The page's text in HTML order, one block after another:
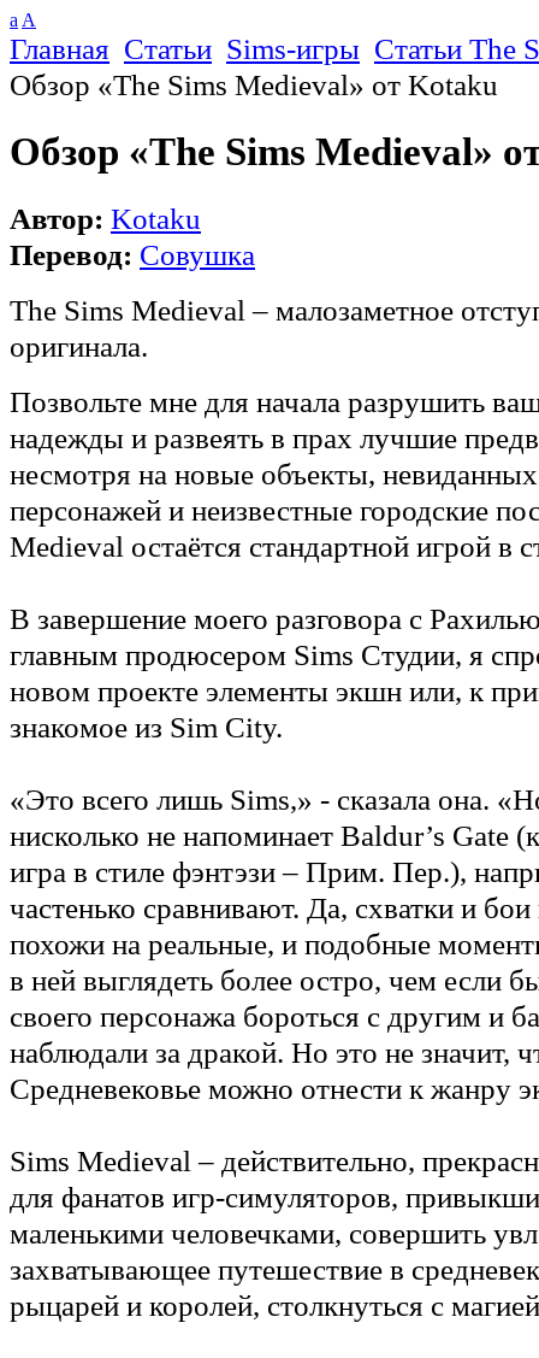
a A
Главная Статьи Sims-игры Статьи The
Обзор «The Sims Medieval» от Kotaku
Обзор «The Sims Medieval»
Автор: Kotaku
Перевод: Совушка
The Sims Medieval – малозаметное
оригинала.
Позвольте мне для начала разрушить
надежды и развеять в прах лучшие
несмотря на новые объекты,
персонажей и неизвестные городские
Medieval остаётся стандартной игрой в
В завершение моего разговора с
главным продюсером Sims Студии, я
новом проекте элементы экшн или, к
знакомое из Sim City.
«Это всего лишь Sims,» - сказала она.
нисколько не напоминает Baldur’s Gate
игра в стиле фэнтэзи – Прим. Пер.),
частенько сравнивают. Да, схватки и
похожи на реальные, и подобные
в ней выглядеть более остро, чем если
своего персонажа бороться с другим и
наблюдали за дракой. Но это не значит,
Средневековье можно отнести к жанру
Sims Medieval – действительно,
для фанатов игр-симуляторов,
маленькими человечками, совершить
захватывающее путешествие в
рыцарей и королей, столкнуться с